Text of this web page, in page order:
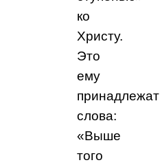
ко
Христу.
Это
ему
принадлежат
слова:
«Выше
того